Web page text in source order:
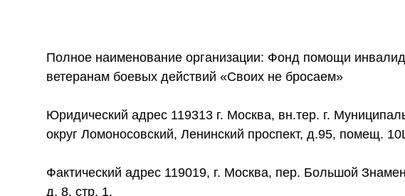
Полное наименование организации: Фонд помощи
ветеранам боевых действий «Своих не бросаем»
Юридический адрес 119313 г. Москва, вн.тер. г.
округ Ломоносовский, Ленинский проспект, д.95, помещ.
Фактический адрес 119019, г. Москва, пер. Большой
д. 8, стр. 1.